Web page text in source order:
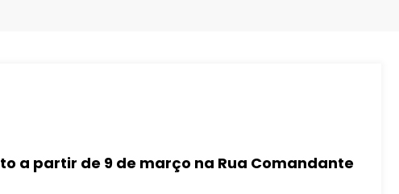
a partir de 9 de março na Rua Comandante